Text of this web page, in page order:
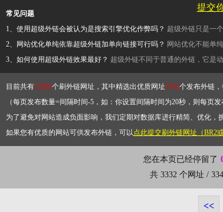
常见问题
1、使用超级外链会被认为是搜索引擎优化作弊吗？ 超级外链只是一
2、网站优化单纯依靠超级外链加单向链接可行吗？ 网站优化不能单
3、如何使用超级外链效果最好？ 超级外链不同于普通的外链，它是
目前共有13264个刷外链网址，其中精选出优质网址3332个发布外链
（每页发布数量=间隔时间-5，如：你设置间隔时间为20秒，则每页
为了避免对网站造成负面影响，我们定期对数据库进行精简、优化
如果您有优质的网站可供发布外链，可以点此提交刷外链网址（BR2
您在本页已经停留了
共 3332 个网址 /
<<
提交